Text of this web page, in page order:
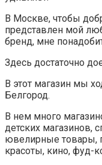
В Москве, чтобы
представлен мой
бренд, мне
Здесь достаточно
В этот магазин мы
Белгород.
В нем много
детских магазинов,
ювелирные товары,
красоты, кино, фуд-